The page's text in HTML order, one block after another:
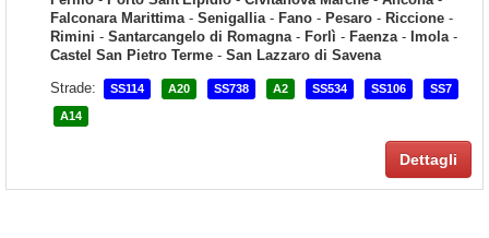
Falconara Marittima- Senigallia- Fano - Pesaro - Riccione -
Rimini - Santarcangelo di Romagna- Forlì - Faenza- Imola-
Castel San Pietro Terme - San Lazzaro di Savena
Strade:
SS114 A20 SS738 A2 SS534 SS106 SS7
A14
Dettagli